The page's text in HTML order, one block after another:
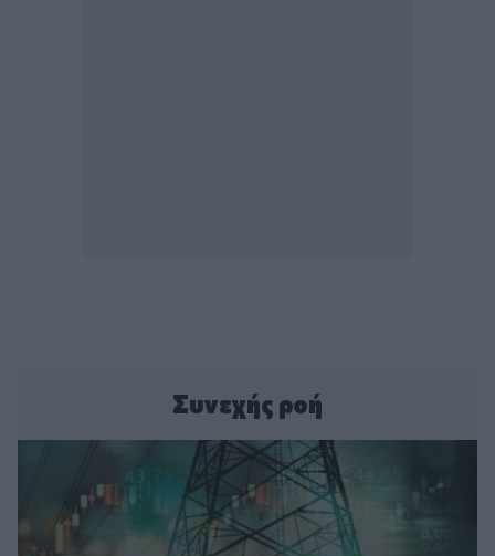
Συνεχής ροή